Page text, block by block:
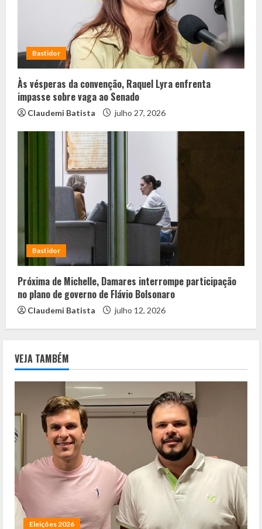
Bastidor
Às vésperas da convenção, Raquel Lyra enfrenta
impasse sobre vaga ao Senado
Claudemi Batista julho 27, 2026
Bastidor
Próxima de Michelle, Damares interrompe participação
no plano de governo de Flávio Bolsonaro
Claudemi Batista julho 12, 2026
VEJA TAMBÉM
Eleições 2026